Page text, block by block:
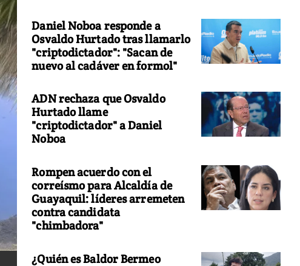
Daniel Noboa responde a
Osvaldo Hurtado tras llamarlo
"criptodictador": "Sacan de
nuevo al cadáver en formol"
ADN rechaza que Osvaldo
Hurtado llame
"criptodictador" a Daniel
Noboa
Rompen acuerdo con el
correísmo para Alcaldía de
Guayaquil: líderes arremeten
contra candidata
"chimbadora"
¿Quién es Baldor Bermeo